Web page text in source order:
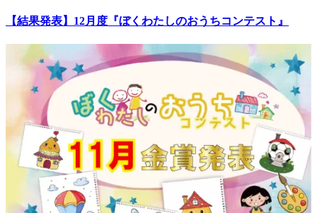
【結果発表】12月度『ぼくわたしのおうちコンテスト』